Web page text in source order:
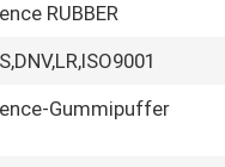
RUBBER
Gummipuffer